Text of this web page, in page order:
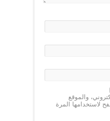
والموقع
لاستخدامها المرة